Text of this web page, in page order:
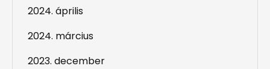
2024. április
2024. március
2023. december